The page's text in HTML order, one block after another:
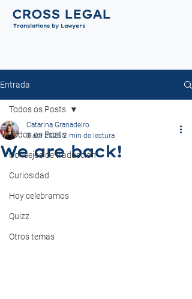
Translations by Lawyers
CROSS LEGAL
Entrada
Todos os Posts
Consejos de traducción
Curiosidad
Hoy celebramos
Quizz
Otros temas
Todos os Posts
We are back!
Catarina Granadeiro
3 abr 2025 2 min de lectura